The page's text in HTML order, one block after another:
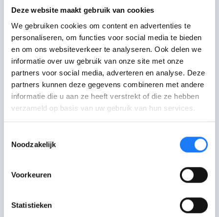
Deze website maakt gebruik van cookies
We gebruiken cookies om content en advertenties te
personaliseren, om functies voor social media te bieden
en om ons websiteverkeer te analyseren. Ook delen we
informatie over uw gebruik van onze site met onze
partners voor social media, adverteren en analyse. Deze
partners kunnen deze gegevens combineren met andere
informatie die u aan ze heeft verstrekt of die ze hebben
verzameld op basis van uw gebruik van hun services.
Noodzakelijk
Voorkeuren
Statistieken
14:00-21:00 uur.
Mail met CLB
Mail met het CLB van jouw school
Bel met CLB
Bel met het CLB van jouw school
Ga langs bij JAC
Check het adres en de openingsuren van
een JAC in je buurt
Niet gevonden wat je zocht?